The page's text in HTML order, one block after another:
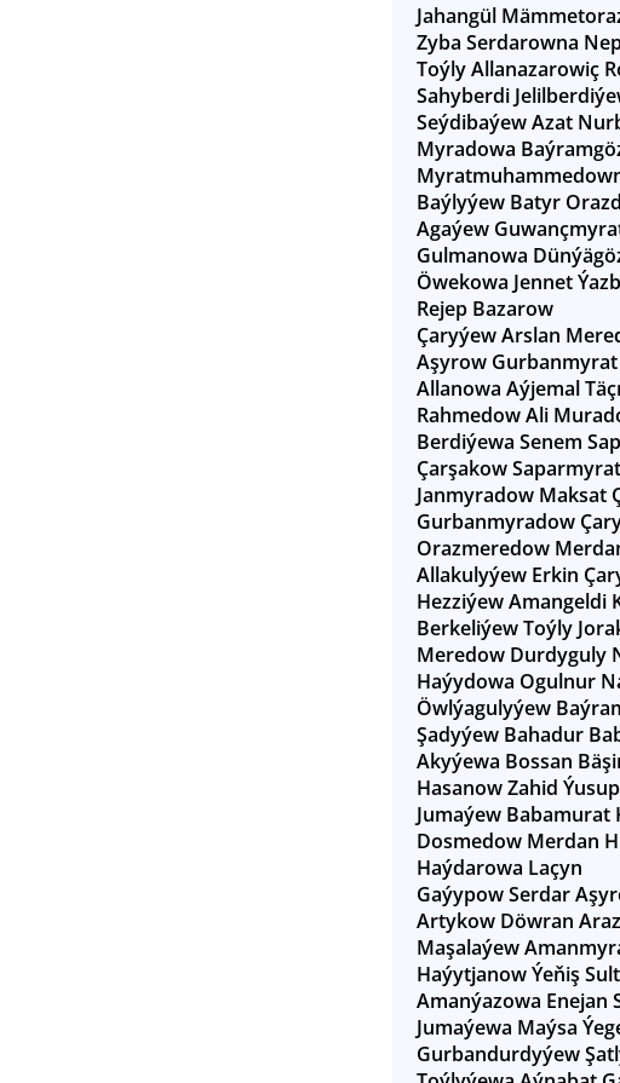
Jahangül
Zyba Serdarowna
Toýly Allanazarowiç
Sahyberdi
Seýdibaýew Azat
Myradowa
Baýlyýew Batyr
Agaýew
Gulmanowa
Öwekowa Jennet
Rejep Bazarow
Çaryýew Arslan
Aşyrow
Allanowa Aýjemal
Rahmedow Ali
Berdiýewa Senem
Çarşakow
Janmyradow Maksat
Gurbanmyradow
Orazmeredow
Allakulyýew Erkin
Hezziýew Amangeldi
Berkeliýew Toýly
Meredow Durdyguly
Haýydowa Ogulnur
Öwlýagulyýew
Şadyýew Bahadur
Akyýewa Bossan
Hasanow Zahid
Jumaýew Babamurat
Dosmedow Merdan
Haýdarowa Laçyn
Gaýypow Serdar
Artykow Döwran
Maşalaýew
Haýytjanow Ýeňiş
Amanýazowa Enejan
Jumaýewa Maýsa
Gurbandurdyýew